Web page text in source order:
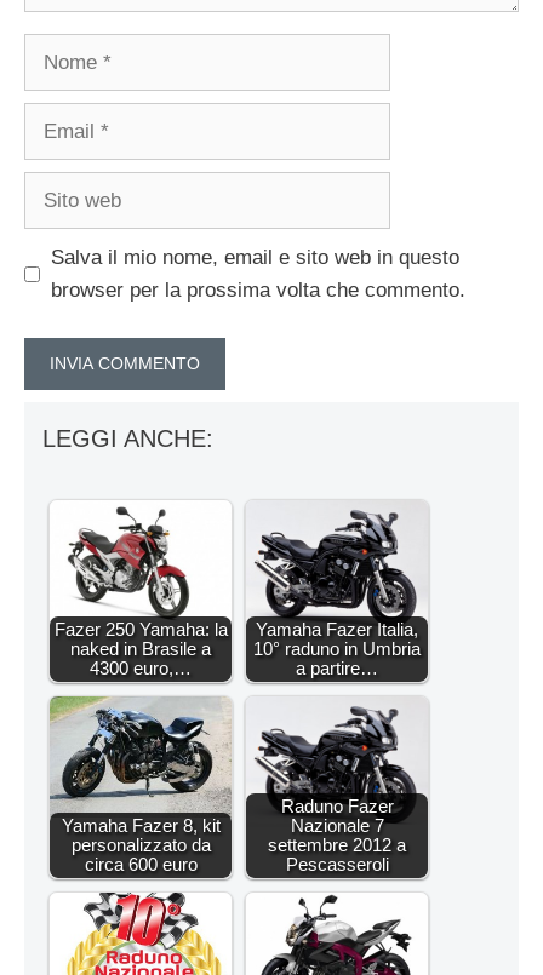
Nome
Email
Sito
Salva il mio nome, email e sito web in questo
browser per la prossima volta che commento.
LEGGI ANCHE:
Fazer 250 Yamaha: la
naked in Brasile a
4300 euro,…
Yamaha Fazer Italia,
10° raduno in Umbria
a partire…
Yamaha Fazer 8, kit
personalizzato da
circa 600 euro
Raduno Fazer
Nazionale 7
settembre 2012 a
Pescasseroli